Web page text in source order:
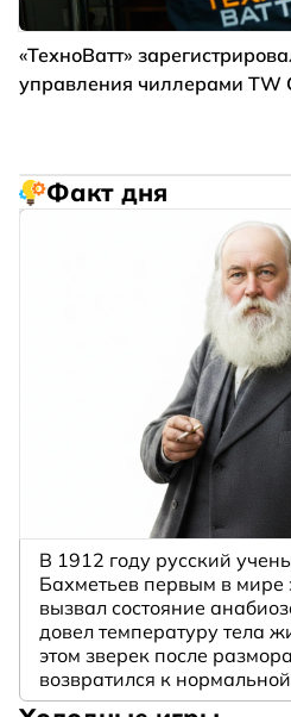
«ТехноВатт»
управления чиллерами TW
Факт дня
В 1912 году русский
Бахметьев первым в мире
вызвал состояние
довел температуру тела
этом зверек после
возвратился к